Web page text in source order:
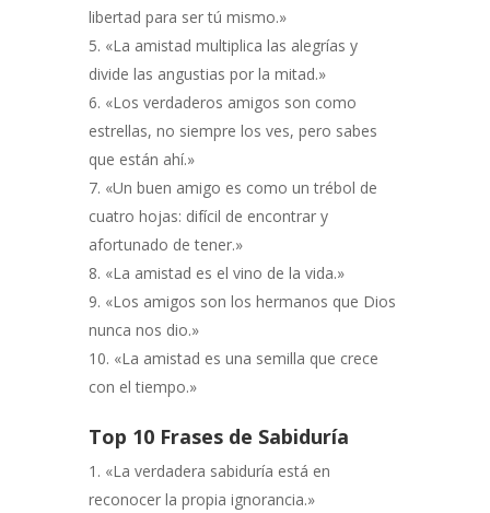
libertad para ser tú mismo.»
«La amistad multiplica las alegrías y
divide las angustias por la mitad.»
«Los verdaderos amigos son como
estrellas, no siempre los ves, pero sabes
que están ahí.»
«Un buen amigo es como un trébol de
cuatro hojas: difícil de encontrar y
afortunado de tener.»
«La amistad es el vino de la vida.»
«Los amigos son los hermanos que Dios
nunca nos dio.»
«La amistad es una semilla que crece
con el tiempo.»
Top 10 Frases de Sabiduría
«La verdadera sabiduría está en
reconocer la propia ignorancia.»